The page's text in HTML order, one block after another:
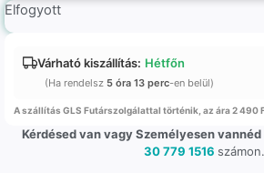
Elfogyott
Várható kiszállítás: Hétfőn
(Ha rendelsz 5 óra 13 perc-en belül)
A szállítás GLS Futárszolgálattal történik, az ára 2 490
Kérdésed van vagy Személyesen vannéd
30 779 1516 számon.